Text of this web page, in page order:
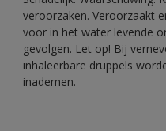
veroorzaken. Veroorzaakt
voor in het water levende
gevolgen. Let op! Bij
inhaleerbare druppels
inademen.